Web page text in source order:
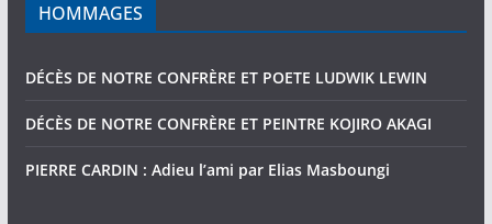
HOMMAGES
DÉCÈS DE NOTRE CONFRÈRE ET POETE LUDWIK LEWIN
DÉCÈS DE NOTRE CONFRÈRE ET PEINTRE KOJIRO AKAGI
PIERRE CARDIN : Adieu l’ami par Elias Masboungi